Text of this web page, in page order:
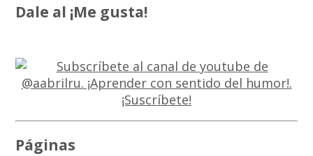
Dale al ¡Me gusta!
Páginas